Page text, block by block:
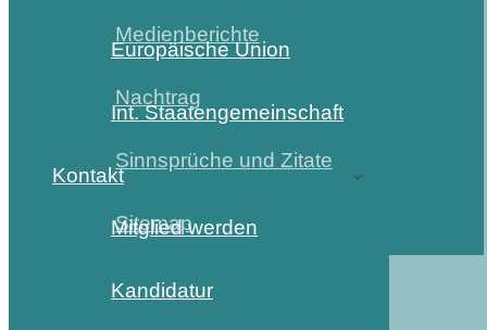
Medienberichte
Nachtrag
Sinnsprüche und Zitate
Sitemap
Europäische Union
Int. Staatengemeinschaft
Kontakt
Mitglied werden
Kandidatur